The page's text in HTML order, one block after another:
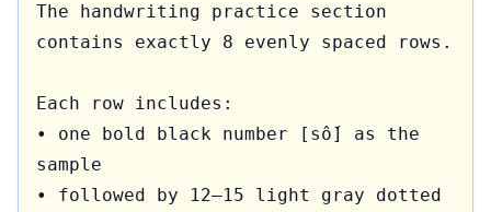
The handwriting practice section
contains exactly 8 evenly spaced rows.
Each row includes:
• one bold black number [số] as the
sample
• followed by 12–15 light gray dotted